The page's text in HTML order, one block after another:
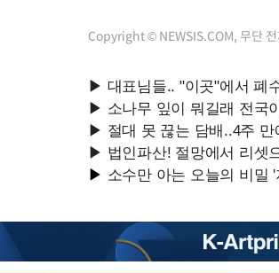
Copyright © NEWSIS.COM, 무단 전